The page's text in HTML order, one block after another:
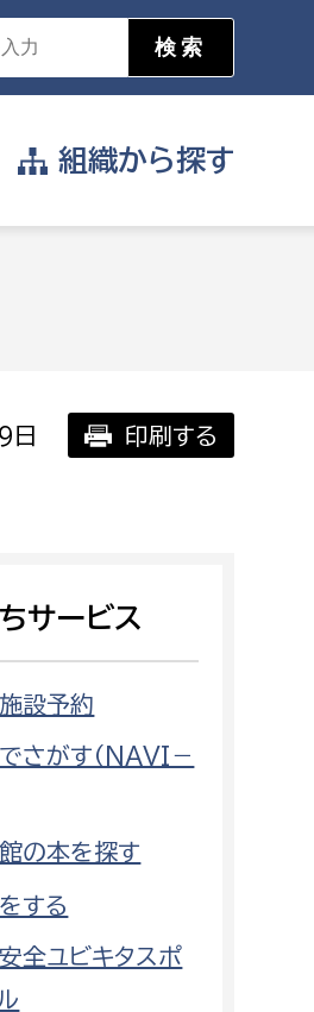
したい
知りたい
どに参加したい
わりたい
組織から探す
策課
ーボン推進課
護課
日 印刷する
サービス
設予約
さがす（NAVI－
の本を探す
する
全ユビキタスポ